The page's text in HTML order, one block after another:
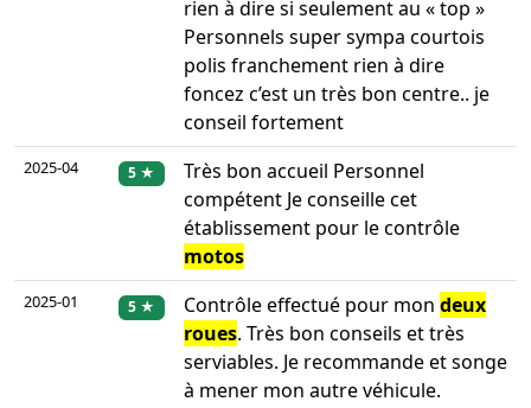
rien à dire si seulement au « top »
Personnels super sympa courtois
polis franchement rien à dire
foncez c’est un très bon centre.. je
conseil fortement
2025-04 5 ★
Très bon accueil Personnel
compétent Je conseille cet
établissement pour le contrôle
motos
2025-01 5 ★ Contrôle effectué pour mon deux
roues. Très bon conseils et très
serviables. Je recommande et songe
à mener mon autre véhicule.